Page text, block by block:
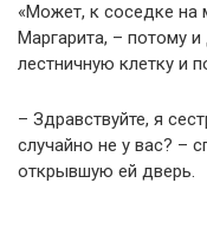
«Может, к соседке на
Маргарита, – потому
лестничную клетку и
– Здравствуйте, я
случайно не у вас? –
открывшую ей дверь.